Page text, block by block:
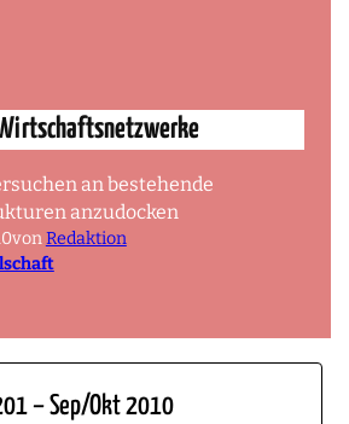
an bestehende
anzudocken
vonRedaktion
– Sep/Okt 2010